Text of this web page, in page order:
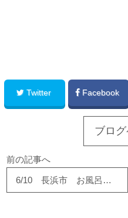
Twitter Facebook
ブロ
前の記事へ
6/10 長浜市 お風呂交換が完成しました。